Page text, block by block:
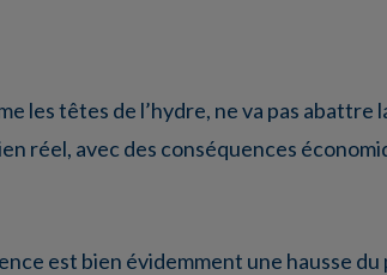
les têtes de l’hydre, ne va pas
réel, avec des conséquences
est bien évidemment une hausse du